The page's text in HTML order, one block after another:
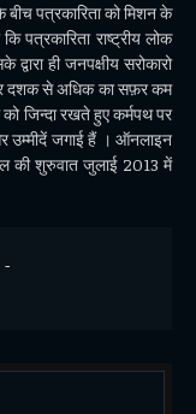
बीच पत्रकारिता को मिशन के
राष्ट्रीय लोक
ही जनपक्षीय सरोकारो
दशक से अधिक का सफ़र कम
को जिन्दा रखते हुए कर्मपथ पर
उम्मीदें जगाई हैं । ऑनलाइन
की शुरुवात जुलाई 2013 में
-